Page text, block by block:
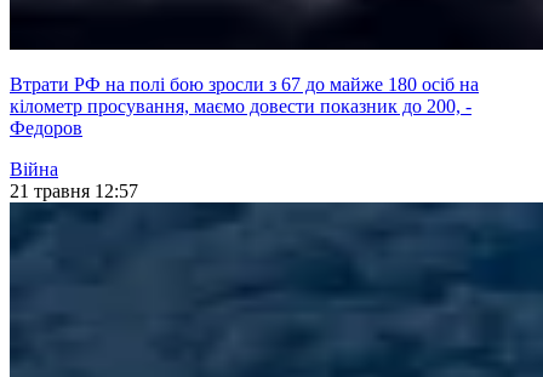
Втрати РФ на полі бою зросли з 67 до майже 180 осіб на
кілометр просування, маємо довести показник до 200, -
Федоров
Війна
21 травня 12:57